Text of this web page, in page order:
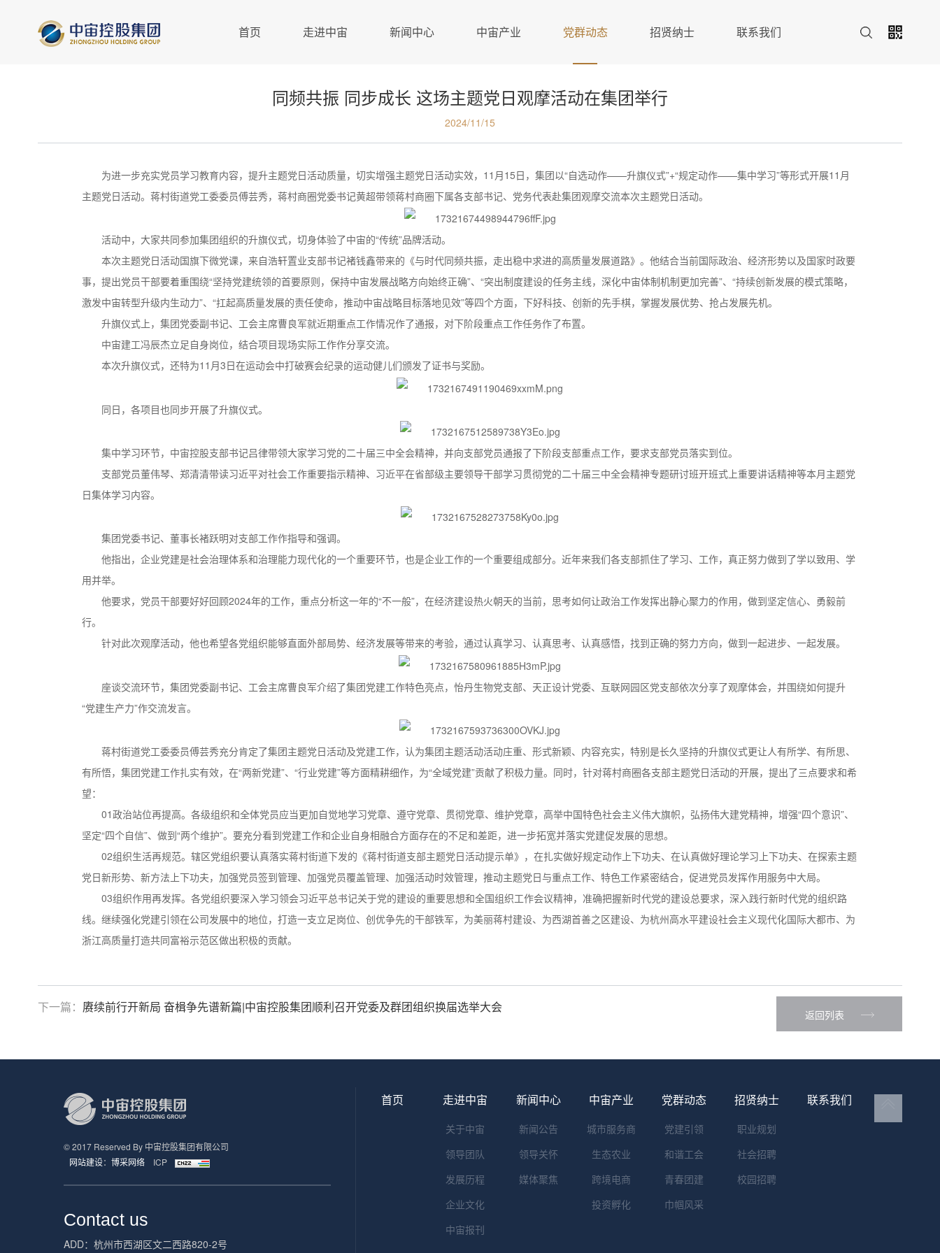
首页 走进中宙 新闻中心 中宙产业 党群动态 招贤纳士 联系我们
同频共振 同步成长 这场主题党日观摩活动在集团举行
2024/11/15
为进一步充实党员学习教育内容，提升主题党日活动质量，切实增强主题党日活动实效，11月15日，集团以“自选动作——升旗仪式”+“规定动作——集中学习”等形式开展11月
主题党日活动。蒋村街道党工委委员傅芸秀，蒋村商圈党委书记黄超带领蒋村商圈下属各支部书记、党务代表赴集团观摩交流本次主题党日活动。
活动中，大家共同参加集团组织的升旗仪式，切身体验了中宙的“传统”品牌活动。
本次主题党日活动国旗下微党课，来自浩轩置业支部书记褚钱鑫带来的《与时代同频共振，走出稳中求进的高质量发展道路》。他结合当前国际政治、经济形势以及国家时政要
事，提出党员干部要着重围绕“坚持党建统领的首要原则，保持中宙发展战略方向始终正确”、“突出制度建设的任务主线，深化中宙体制机制更加完善”、“持续创新发展的模式策略，
激发中宙转型升级内生动力”、“扛起高质量发展的责任使命，推动中宙战略目标落地见效”等四个方面，下好科技、创新的先手棋，掌握发展优势、抢占发展先机。
升旗仪式上，集团党委副书记、工会主席曹良军就近期重点工作情况作了通报，对下阶段重点工作任务作了布置。
中宙建工冯辰杰立足自身岗位，结合项目现场实际工作作分享交流。
本次升旗仪式，还特为11月3日在运动会中打破赛会纪录的运动健儿们颁发了证书与奖励。
同日，各项目也同步开展了升旗仪式。
集中学习环节，中宙控股支部书记吕律带领大家学习党的二十届三中全会精神，并向支部党员通报了下阶段支部重点工作，要求支部党员落实到位。
支部党员董伟琴、郑清清带读习近平对社会工作重要指示精神、习近平在省部级主要领导干部学习贯彻党的二十届三中全会精神专题研讨班开班式上重要讲话精神等本月主题党
日集体学习内容。
集团党委书记、董事长褚跃明对支部工作作指导和强调。
他指出，企业党建是社会治理体系和治理能力现代化的一个重要环节，也是企业工作的一个重要组成部分。近年来我们各支部抓住了学习、工作，真正努力做到了学以致用、学
用并举。
他要求，党员干部要好好回顾2024年的工作，重点分析这一年的“不一般”，在经济建设热火朝天的当前，思考如何让政治工作发挥出静心聚力的作用，做到坚定信心、勇毅前
行。
针对此次观摩活动，他也希望各党组织能够直面外部局势、经济发展等带来的考验，通过认真学习、认真思考、认真感悟，找到正确的努力方向，做到一起进步、一起发展。
座谈交流环节，集团党委副书记、工会主席曹良军介绍了集团党建工作特色亮点，怡丹生物党支部、天正设计党委、互联网园区党支部依次分享了观摩体会，并围绕如何提升
“党建生产力”作交流发言。
蒋村街道党工委委员傅芸秀充分肯定了集团主题党日活动及党建工作，认为集团主题活动活动庄重、形式新颖、内容充实，特别是长久坚持的升旗仪式更让人有所学、有所思、
有所悟，集团党建工作扎实有效，在“两新党建”、“行业党建”等方面精耕细作，为“全域党建”贡献了积极力量。同时，针对蒋村商圈各支部主题党日活动的开展，提出了三点要求和希
望：
01政治站位再提高。 各级组织和全体党员应当更加自觉地学习党章、遵守党章、贯彻党章、维护党章，高举中国特色社会主义伟大旗帜，弘扬伟大建党精神，增强“四个意识”、
坚定“四个自信”、做到“两个维护”。要充分看到党建工作和企业自身相融合方面存在的不足和差距，进一步拓宽并落实党建促发展的思想。
02组织生活再规范。 辖区党组织要认真落实蒋村街道下发的《蒋村街道支部主题党日活动提示单》，在扎实做好规定动作上下功夫、在认真做好理论学习上下功夫、在探索主题
党日新形势、新方法上下功夫，加强党员签到管理、加强党员覆盖管理、加强活动时效管理，推动主题党日与重点工作、特色工作紧密结合，促进党员发挥作用服务中大局。
03组织作用再发挥。 各党组织要深入学习领会习近平总书记关于党的建设的重要思想和全国组织工作会议精神，准确把握新时代党的建设总要求，深入践行新时代党的组织路
线。继续强化党建引领在公司发展中的地位，打造一支立足岗位、创优争先的干部铁军，为美丽蒋村建设、为西湖首善之区建设、为杭州高水平建设社会主义现代化国际大都市、为
浙江高质量打造共同富裕示范区做出积极的贡献。
下一篇： 赓续前行开新局 奋楫争先谱新篇|中宙控股集团顺利召开党委及群团组织换届选举大会 返回列表
© 2017 Reserved By 中宙控股集团有限公司
网站建设： 博采网络ICP
Contact us
ADD：杭州市西湖区文二西路820-2号
首页 走进中宙
关于中宙
领导团队
发展历程
企业文化
中宙报刊
新闻中心
新闻公告
领导关怀
媒体聚焦
中宙产业
城市服务商
生态农业
跨境电商
投资孵化
党群动态
党建引领
和谐工会
青春团建
巾帼风采
招贤纳士
职业规划
社会招聘
校园招聘
联系我们